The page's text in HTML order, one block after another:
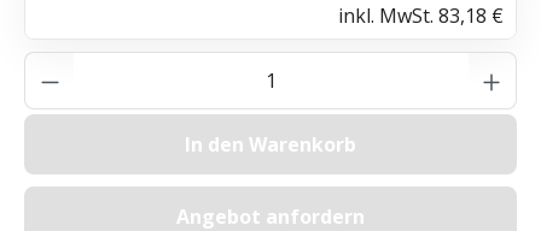
inkl. MwSt. 83,18 €
Produkt Anzahl: Gib den gewünschten
In den Warenkorb
Angebot anfordern